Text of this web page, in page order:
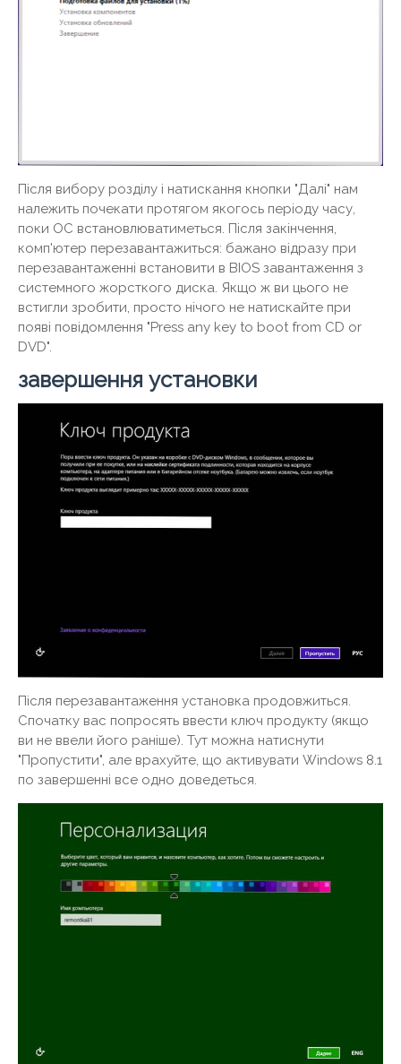
Після вибору розділу і натискання кнопки "Далі" нам
належить почекати протягом якогось періоду часу,
поки ОС встановлюватиметься. Після закінчення,
комп'ютер перезавантажиться: бажано відразу при
перезавантаженні встановити в BIOS завантаження з
системного жорсткого диска. Якщо ж ви цього не
встигли зробити, просто нічого не натискайте при
появі повідомлення "Press any key to boot from CD or
DVD".
завершення установки
Після перезавантаження установка продовжиться.
Спочатку вас попросять ввести ключ продукту (якщо
ви не ввели його раніше). Тут можна натиснути
"Пропустити", але врахуйте, що активувати Windows 8.1
по завершенні все одно доведеться.